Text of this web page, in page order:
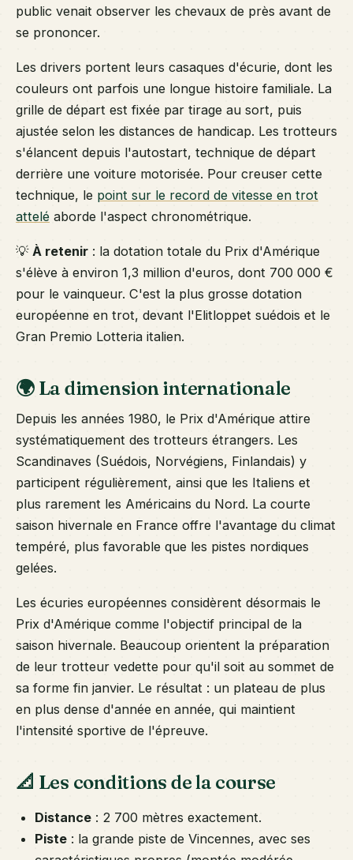
public venait observer les chevaux de près avant de
se prononcer.
Les drivers portent leurs casaques d'écurie, dont les
couleurs ont parfois une longue histoire familiale. La
grille de départ est fixée par tirage au sort, puis
ajustée selon les distances de handicap. Les trotteurs
s'élancent depuis l'autostart, technique de départ
derrière une voiture motorisée. Pour creuser cette
technique, le point sur le record de vitesse en trot
attelé aborde l'aspect chronométrique.
💡 À retenir : la dotation totale du Prix d'Amérique
s'élève à environ 1,3 million d'euros, dont 700 000 €
pour le vainqueur. C'est la plus grosse dotation
européenne en trot, devant l'Elitloppet suédois et le
Gran Premio Lotteria italien.
🌍 La dimension internationale
Depuis les années 1980, le Prix d'Amérique attire
systématiquement des trotteurs étrangers. Les
Scandinaves (Suédois, Norvégiens, Finlandais) y
participent régulièrement, ainsi que les Italiens et
plus rarement les Américains du Nord. La courte
saison hivernale en France offre l'avantage du climat
tempéré, plus favorable que les pistes nordiques
gelées.
Les écuries européennes considèrent désormais le
Prix d'Amérique comme l'objectif principal de la
saison hivernale. Beaucoup orientent la préparation
de leur trotteur vedette pour qu'il soit au sommet de
sa forme fin janvier. Le résultat : un plateau de plus
en plus dense d'année en année, qui maintient
l'intensité sportive de l'épreuve.
📐 Les conditions de la course
Distance : 2 700 mètres exactement.
Piste : la grande piste de Vincennes, avec ses